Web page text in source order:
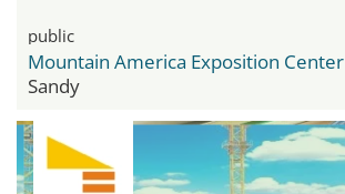
public
Mountain America Exposition Center
Sandy